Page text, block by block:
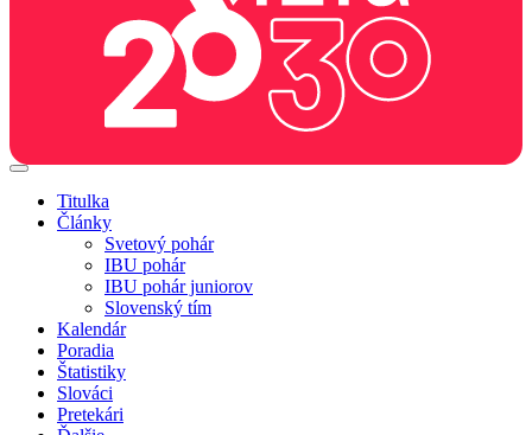
Titulka
Články
Svetový pohár
IBU pohár
IBU pohár juniorov
Slovenský tím
Kalendár
Poradia
Štatistiky
Slováci
Pretekári